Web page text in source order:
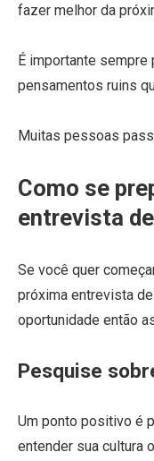
fazer melhor da
É importante
pensamentos ruins
Muitas pessoas
Como se
entrevista
Se você quer
próxima entrevista
oportunidade então
Pesquise
Um ponto positivo é
entender sua cultura